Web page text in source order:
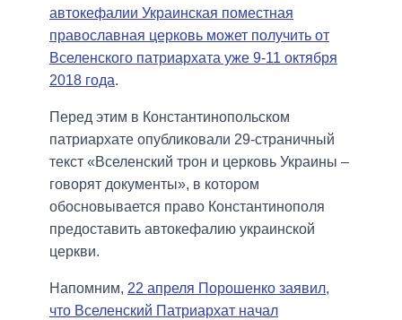
автокефалии Украинская поместная
православная церковь может получить от
Вселенского патриархата уже 9-11 октября
2018 года.
Перед этим в Константинопольском
патриархате опубликовали 29-страничный
текст «Вселенский трон и церковь Украины –
говорят документы», в котором
обосновывается право Константинополя
предоставить автокефалию украинской
церкви.
Напомним, 22 апреля Порошенко заявил,
что Вселенский Патриархат начал